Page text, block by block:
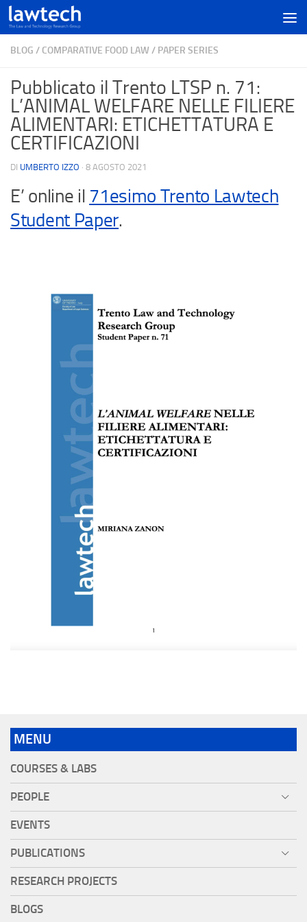
BLOG / COMPARATIVE FOOD LAW/ PAPER SERIES
Pubblicato il Trento LTSP n. 71:
L’ANIMAL WELFARE NELLE FILIERE
ALIMENTARI: ETICHETTATURA E
CERTIFICAZIONI
DI UMBERTO IZZO · 8 AGOSTO 2021
E’ online il 71esimo Trento Lawtech
Student Paper.
MENU
COURSES & LABS
PEOPLE
EVENTS
PUBLICATIONS
RESEARCH PROJECTS
BLOGS